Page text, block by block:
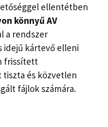
ellentétben
könnyű AV
a rendszer
idejű kártevő elleni
frissített
és közvetlen
fájlok számára.